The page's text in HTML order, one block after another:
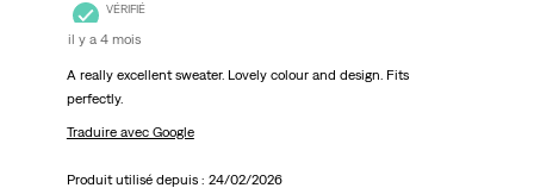
VÉRIFIÉ
il y a 4 mois
A really excellent sweater. Lovely colour and design. Fits
perfectly.
Traduire avec Google
Produit utilisé depuis : 24/02/2026